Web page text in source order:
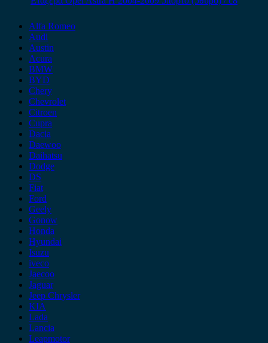
Alfa Romeo
Audi
Austin
Acura
BMW
BYD
Chery
Chevrolet
Citroen
Cupra
Dacia
Daewoo
Daihatsu
Dodge
DS
Fiat
Ford
Geely
Gonow
Honda
Hyundai
Isuzu
iveco
Jaecoo
Jaguar
Jeep Chrysler
KIA
Lada
Lancia
Leapmotor